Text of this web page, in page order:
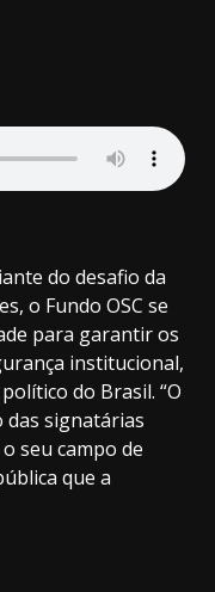
do desafio da
o Fundo OSC se
para garantir os
institucional,
do Brasil. “O
das signatárias
seu campo de
que a